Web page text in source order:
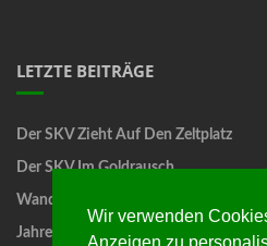
LETZTE BEITRÄGE
Der SKV Zieht Auf Den Zeltplatz
Der SKV Im Goldrausch
Wandertag
Jahreshauptversammlung
Wir verwenden